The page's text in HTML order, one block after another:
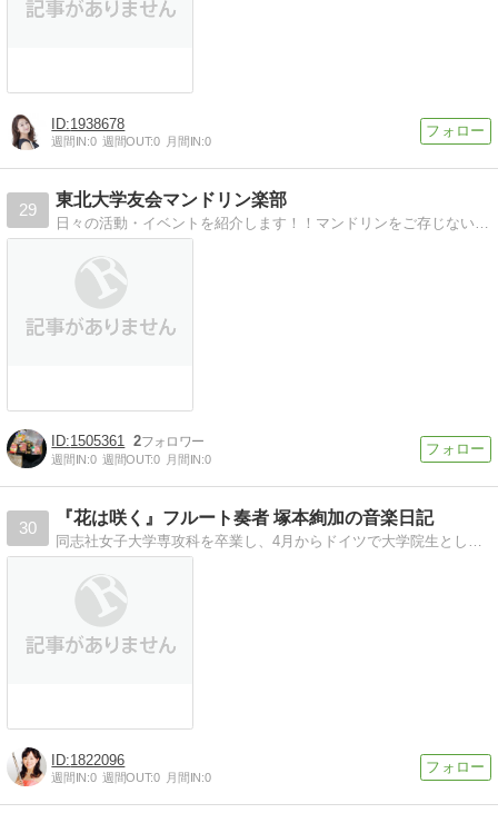
1938678
週間IN:0 週間OUT:0 月間IN:0
29
東北大学友会マンドリン楽部
日々の活動・イベントを紹介します！！マンドリンをご存じない方も、このブログで興味が湧いてくるはずです！
1505361 2
週間IN:0 週間OUT:0 月間IN:0
30
『花は咲く』フルート奏者 塚本絢加の音楽日記
同志社女子大学専攻科を卒業し、4月からドイツで大学院生として学びます。日々の生活や感じたことを綴っていきます^ ^
1822096
週間IN:0 週間OUT:0 月間IN:0